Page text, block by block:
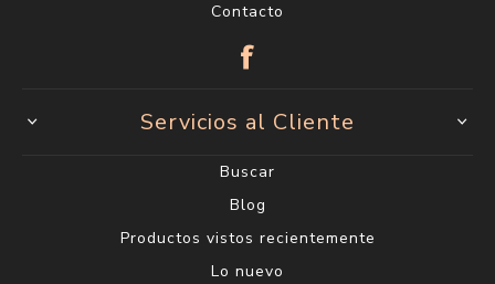
Contacto
Servicios al Cliente
Buscar
Blog
Productos vistos recientemente
Lo nuevo